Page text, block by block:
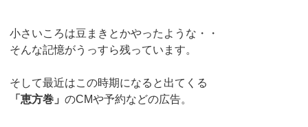
小さいころは豆まきとかやったような・・
そんな記憶がうっすら残っています。
そして最近はこの時期になると出てくる
「恵方巻」のCMや予約などの広告。